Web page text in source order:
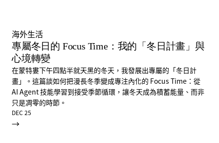
海外生活
專屬冬日的 Focus Time：我的「冬日計畫」與
心境轉變
在蒙特婁下午四點半就天黑的冬天，我發展出專屬的「冬日計
畫」。這篇談如何把漫長冬季變成專注內化的 Focus Time：從
AI Agent 技能學習到接受季節循環，讓冬天成為積蓄能量、而非
只是凋零的時節。
DEC 25
→